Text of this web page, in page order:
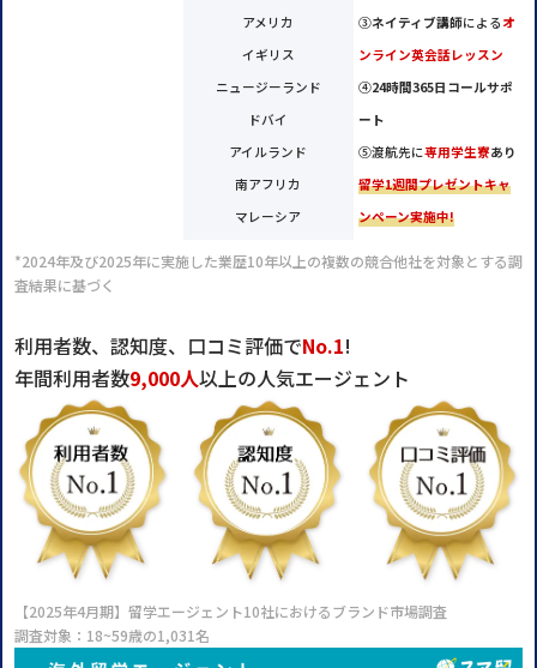
アメリカ
イギリス
ニュージーランド
ドバイ
アイルランド
南アフリカ
マレーシア
③ネイティブ講師による オ
ンライン英会話レッスン
④24時間365日コールサポ
ート
⑤渡航先に専用学生寮あり
留学1週間プレゼントキャ
ンペーン実施中!
*2024年及び2025年に実施した業歴10年以上の複数の競合他社を対象とする調
査結果に基づく
利用者数、認知度、口コミ評価でNo.1!
年間利用者数9,000人以上の人気エージェント
【2025年4月期】留学エージェント10社におけるブランド市場調査
調査対象：18~59歳の1,031名